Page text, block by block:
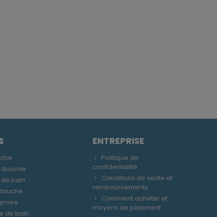
douche
bain
de bain
ENTREPRISE
Politique de
confidentialité
Conditions de vente et
remboursements
Comment acheter et
moyens de paiement